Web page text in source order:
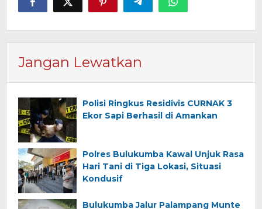
Jangan Lewatkan
Polisi Ringkus Residivis CURNAK 3
Ekor Sapi Berhasil di Amankan
Polres Bulukumba Kawal Unjuk Rasa
Hari Tani di Tiga Lokasi, Situasi
Kondusif
Bulukumba Jalur Palampang Munte